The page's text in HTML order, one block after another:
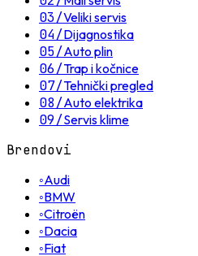
03/Veliki servis
04/Dijagnostika
05/Auto plin
06/Trap i kočnice
07/Tehnički pregled
08/Auto elektrika
09/Servis klime
Brendovi
◦Audi
◦BMW
◦Citroën
◦Dacia
◦Fiat